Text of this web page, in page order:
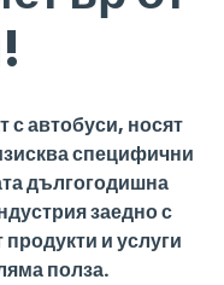
с автобуси, носят
специфични
дългогодишна
заедно с
и услуги
полза.